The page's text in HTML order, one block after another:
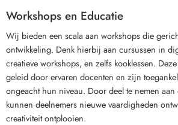
Workshops en Educatie
Wij bieden een scala aan workshops die
ontwikkeling. Denk hierbij aan cursussen in
creatieve workshops, en zelfs kooklessen.
geleid door ervaren docenten en zijn
ongeacht hun niveau. Door deel te nemen aan
kunnen deelnemers nieuwe vaardigheden
creativiteit ontplooien.